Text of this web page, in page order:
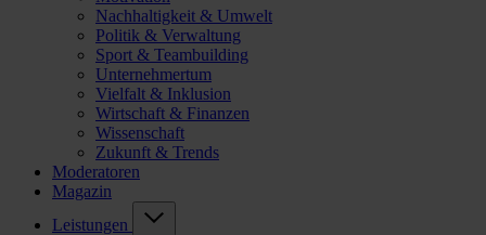
Nachhaltigkeit & Umwelt
Politik & Verwaltung
Sport & Teambuilding
Unternehmertum
Vielfalt & Inklusion
Wirtschaft & Finanzen
Wissenschaft
Zukunft & Trends
Moderatoren
Magazin
Leistungen